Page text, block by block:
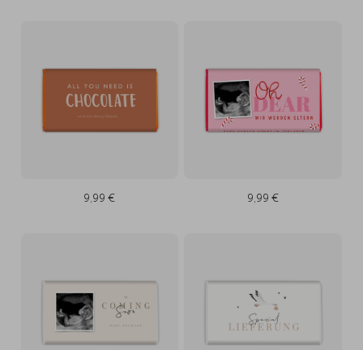
9,99 € 9,99 €